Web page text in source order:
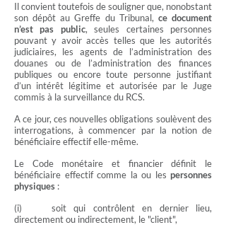
Il convient toutefois de souligner que, nonobstant
son dépôt au Greffe du Tribunal, ce document
n’est pas public, seules certaines personnes
pouvant y avoir accès telles que les autorités
judiciaires, les agents de l’administration des
douanes ou de l’administration des finances
publiques ou encore toute personne justifiant
d’un intérêt légitime et autorisée par le Juge
commis à la surveillance du RCS.
A ce jour, ces nouvelles obligations soulèvent des
interrogations, à commencer par la notion de
bénéficiaire effectif elle-même.
Le Code monétaire et financier définit le
bénéficiaire effectif comme la ou les personnes
physiques :
(i) soit qui contrôlent en dernier lieu,
directement ou indirectement, le "client",